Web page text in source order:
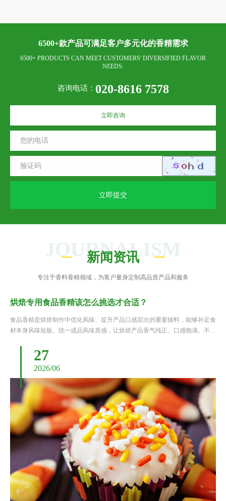
6500+款产品可满足客户多元化的香精需求
6500+ PRODUCTS CAN MEET CUSTOMERS' DIVERSIFIED FLAVOR
NEEDS.
咨询电话： 020-8616 7578
立即咨询
立即提交
JOURNALISM
新闻资讯
专注于香料香精领域，为客户量身定制高品质产品和服务
烘焙专用食品香精该怎么挑选才合适？
食品香精是烘焙制作中优化风味、提升产品口感层次的重要辅料，能够补足食
材本身风味短板、统一成品风味质感，让烘焙产品香气纯正、口感饱满。不同
时要适配面包、蛋糕、点心等不同烘焙品类的风味调性。很多制作......
27
2026/06